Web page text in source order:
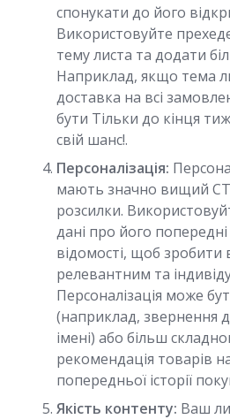
спонукати до його
Використовуйте
тему листа та додати
Наприклад, якщо тема
доставка на всі
бути Тільки до кінця
свій шанс!.
Персоналізація:
мають значно вищий
розсилки.
дані про його
відомості, щоб зробити
релевантним та
Персоналізація може
(наприклад, звернення
імені) або більш
рекомендація товарів
попередньої історії
Якість контенту: Ваш